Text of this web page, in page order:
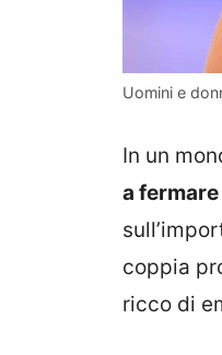
Uomini e
In un
a
coppia
ricco di